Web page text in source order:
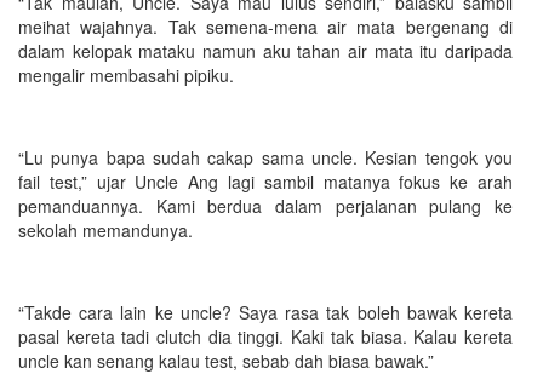
meihat wajahnya. Tak semena-mena air mata bergenang di
dalam kelopak mataku namun aku tahan air mata itu daripada
mengalir membasahi pipiku.
“Lu punya bapa sudah cakap sama uncle. Kesian tengok you
fail test,” ujar Uncle Ang lagi sambil matanya fokus ke arah
pemanduannya. Kami berdua dalam perjalanan pulang ke
sekolah memandunya.
“Takde cara lain ke uncle? Saya rasa tak boleh bawak kereta
pasal kereta tadi clutch dia tinggi. Kaki tak biasa. Kalau kereta
uncle kan senang kalau test, sebab dah biasa bawak.”